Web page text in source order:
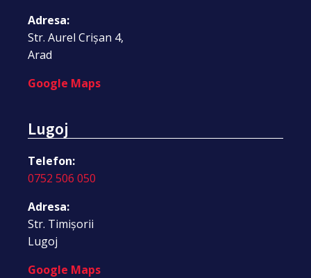
Adresa:
Str. Aurel Crișan 4,
Arad
Google Maps
Lugoj
Telefon:
0752 506 050
Adresa:
Str. Timișorii
Lugoj
Google Maps